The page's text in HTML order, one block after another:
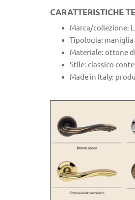
CARATTERISTICHE
Marca/collezione:
Tipologia:
Materiale: ottone
Stile: classico
Made in Italy: